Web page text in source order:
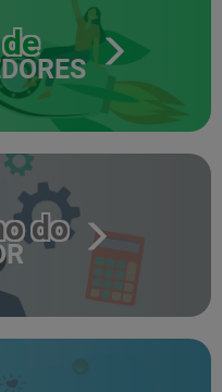
do